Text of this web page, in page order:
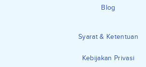
Blog
Syarat & Ketentuan
Kebijakan Privasi